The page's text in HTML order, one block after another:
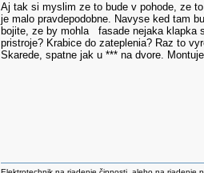
Aj tak si myslim ze to bude v pohode, ze
je malo pravdepodobne. Navyse ked tam
bojite, ze by mohla fasade nejaka klapka
pristroje? Krabice do zateplenia? Raz to
Skarede, spatne jak u *** na dvore.